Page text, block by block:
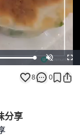
Unmute
8 0
分享